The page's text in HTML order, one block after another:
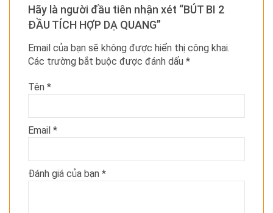
Hãy là người đầu tiên nhận xét “BÚT BI 2
ĐẦU TÍCH HỢP DẠ QUANG”
Email của bạn sẽ không được hiển thị công khai.
Các trường bắt buộc được đánh dấu *
Tên *
Email *
Đánh giá của bạn *